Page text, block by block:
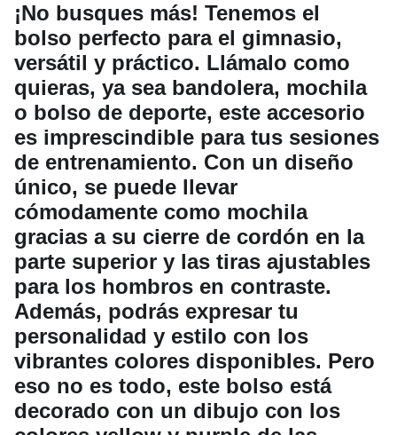
¡No busques más! Tenemos el
bolso perfecto para el gimnasio,
versátil y práctico. Llámalo como
quieras, ya sea bandolera, mochila
o bolso de deporte, este accesorio
es imprescindible para tus sesiones
de entrenamiento. Con un diseño
único, se puede llevar
cómodamente como mochila
gracias a su cierre de cordón en la
parte superior y las tiras ajustables
para los hombros en contraste.
Además, podrás expresar tu
personalidad y estilo con los
vibrantes colores disponibles. Pero
eso no es todo, este bolso está
decorado con un dibujo con los